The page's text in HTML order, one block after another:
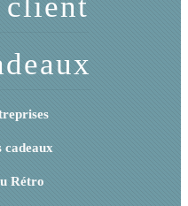
cadeaux
Rétro